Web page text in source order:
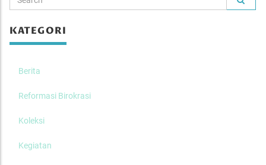
KATEGORI
Berita
Reformasi Birokrasi
Koleksi
Kegiatan